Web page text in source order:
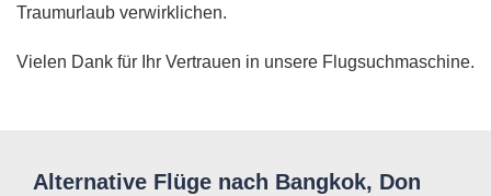
Traumurlaub verwirklichen.
Vielen Dank für Ihr Vertrauen in unsere Flugsuchmaschine.
Alternative Flüge nach Bangkok, Don